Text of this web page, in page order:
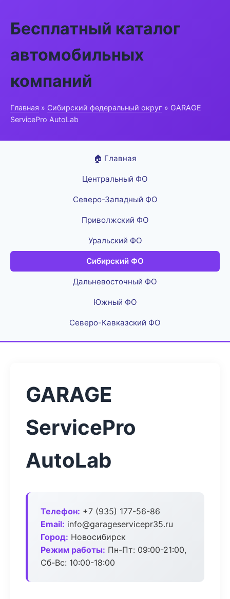
Бесплатный каталог
автомобильных
компаний
Главная » Сибирский федеральный округ » GARAGE
ServicePro AutoLab
🏠 Главная
Центральный ФО
Северо-Западный ФО
Приволжский ФО
Уральский ФО
Сибирский ФО
Дальневосточный ФО
Южный ФО
Северо-Кавказский ФО
GARAGE
ServicePro
AutoLab
Телефон: +7 (935) 177-56-86
Email: info@garageservicepr35.ru
Город: Новосибирск
Режим работы: Пн-Пт: 09:00-21:00,
Сб-Вс: 10:00-18:00